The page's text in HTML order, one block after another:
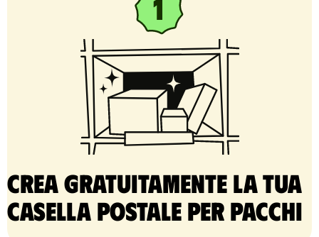
Crea gratuitamente la tua
casella postale per pacchi